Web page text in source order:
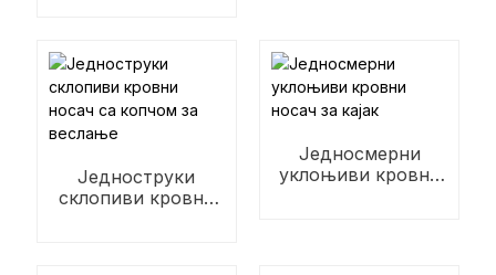
Једноструки
склопиви кровни
Једносмерни
уклоњиви кровни